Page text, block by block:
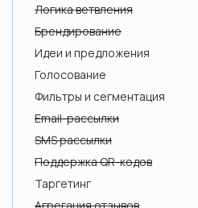
Логика ветвления
Брендирование
Идеи и предложения
Голосование
Фильтры и сегментация
Email-рассылки
SMS рассылки
Поддержка QR-кодов
Таргетинг